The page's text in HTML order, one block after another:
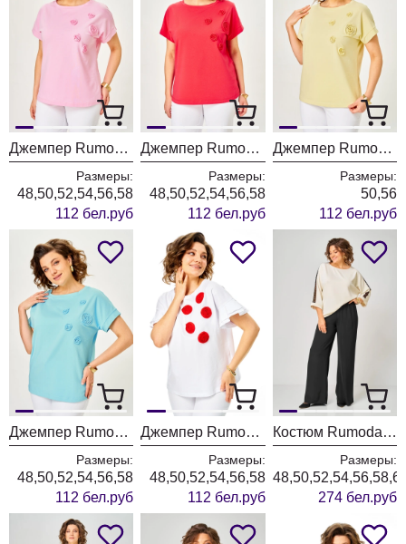
Джемпер Rumoda 2288 розовый
Размеры:
48,50,52,54,56,58
112 бел.руб
Джемпер Rumoda 2288 коралловый
Размеры:
48,50,52,54,56,58
112 бел.руб
Джемпер Rumoda 2288 желтый
Размеры:
50,56
112 бел.руб
Джемпер Rumoda 2288 бирюзовый
Размеры:
48,50,52,54,56,58
112 бел.руб
Джемпер Rumoda 2287 белый
Размеры:
48,50,52,54,56,58
112 бел.руб
Костюм Rumoda 2275 молочный-черный дл.р.
Размеры:
274 бел.руб